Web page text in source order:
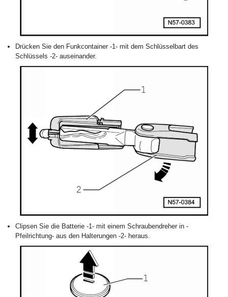
Drücken Sie den Funkcontainer -1- mit dem Schlüsselbart des
Schlüssels -2- auseinander.
Clipsen Sie die Batterie -1- mit einem Schraubendreher in -
Pfeilrichtung- aus den Halterungen -2- heraus.